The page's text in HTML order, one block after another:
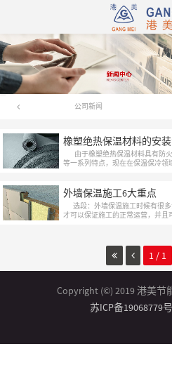
公司新闻
橡塑绝热保温材料的安
由于橡塑绝热保温材料具有防
等一系列特点，现在在保温保冷
外墙保温施工6大重点
选段：外墙保温施工时候有很多
才可以保证施工的正常运营，并
1 / 1
Copyright (©) 2019 港美节
苏ICP备19068779